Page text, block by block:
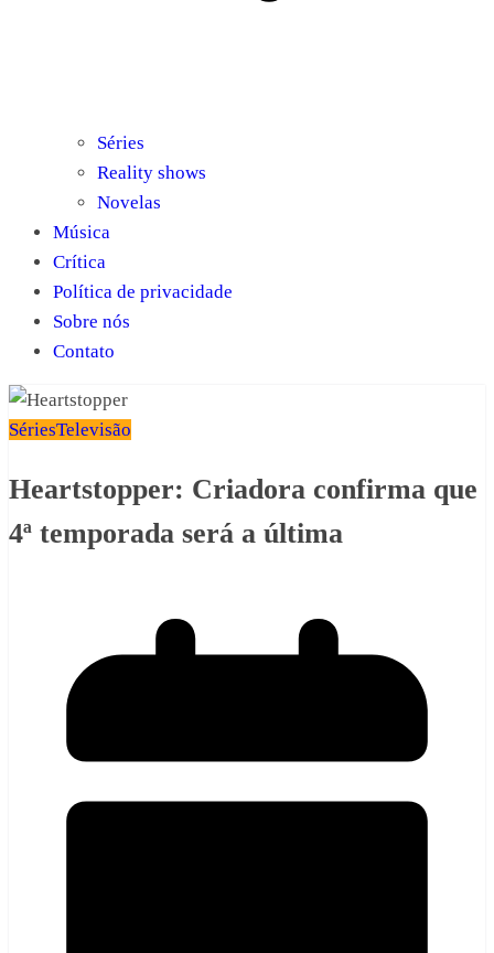
Séries
Reality shows
Novelas
Música
Crítica
Política de privacidade
Sobre nós
Contato
SériesTelevisão
Heartstopper: Criadora confirma que
4ª temporada será a última